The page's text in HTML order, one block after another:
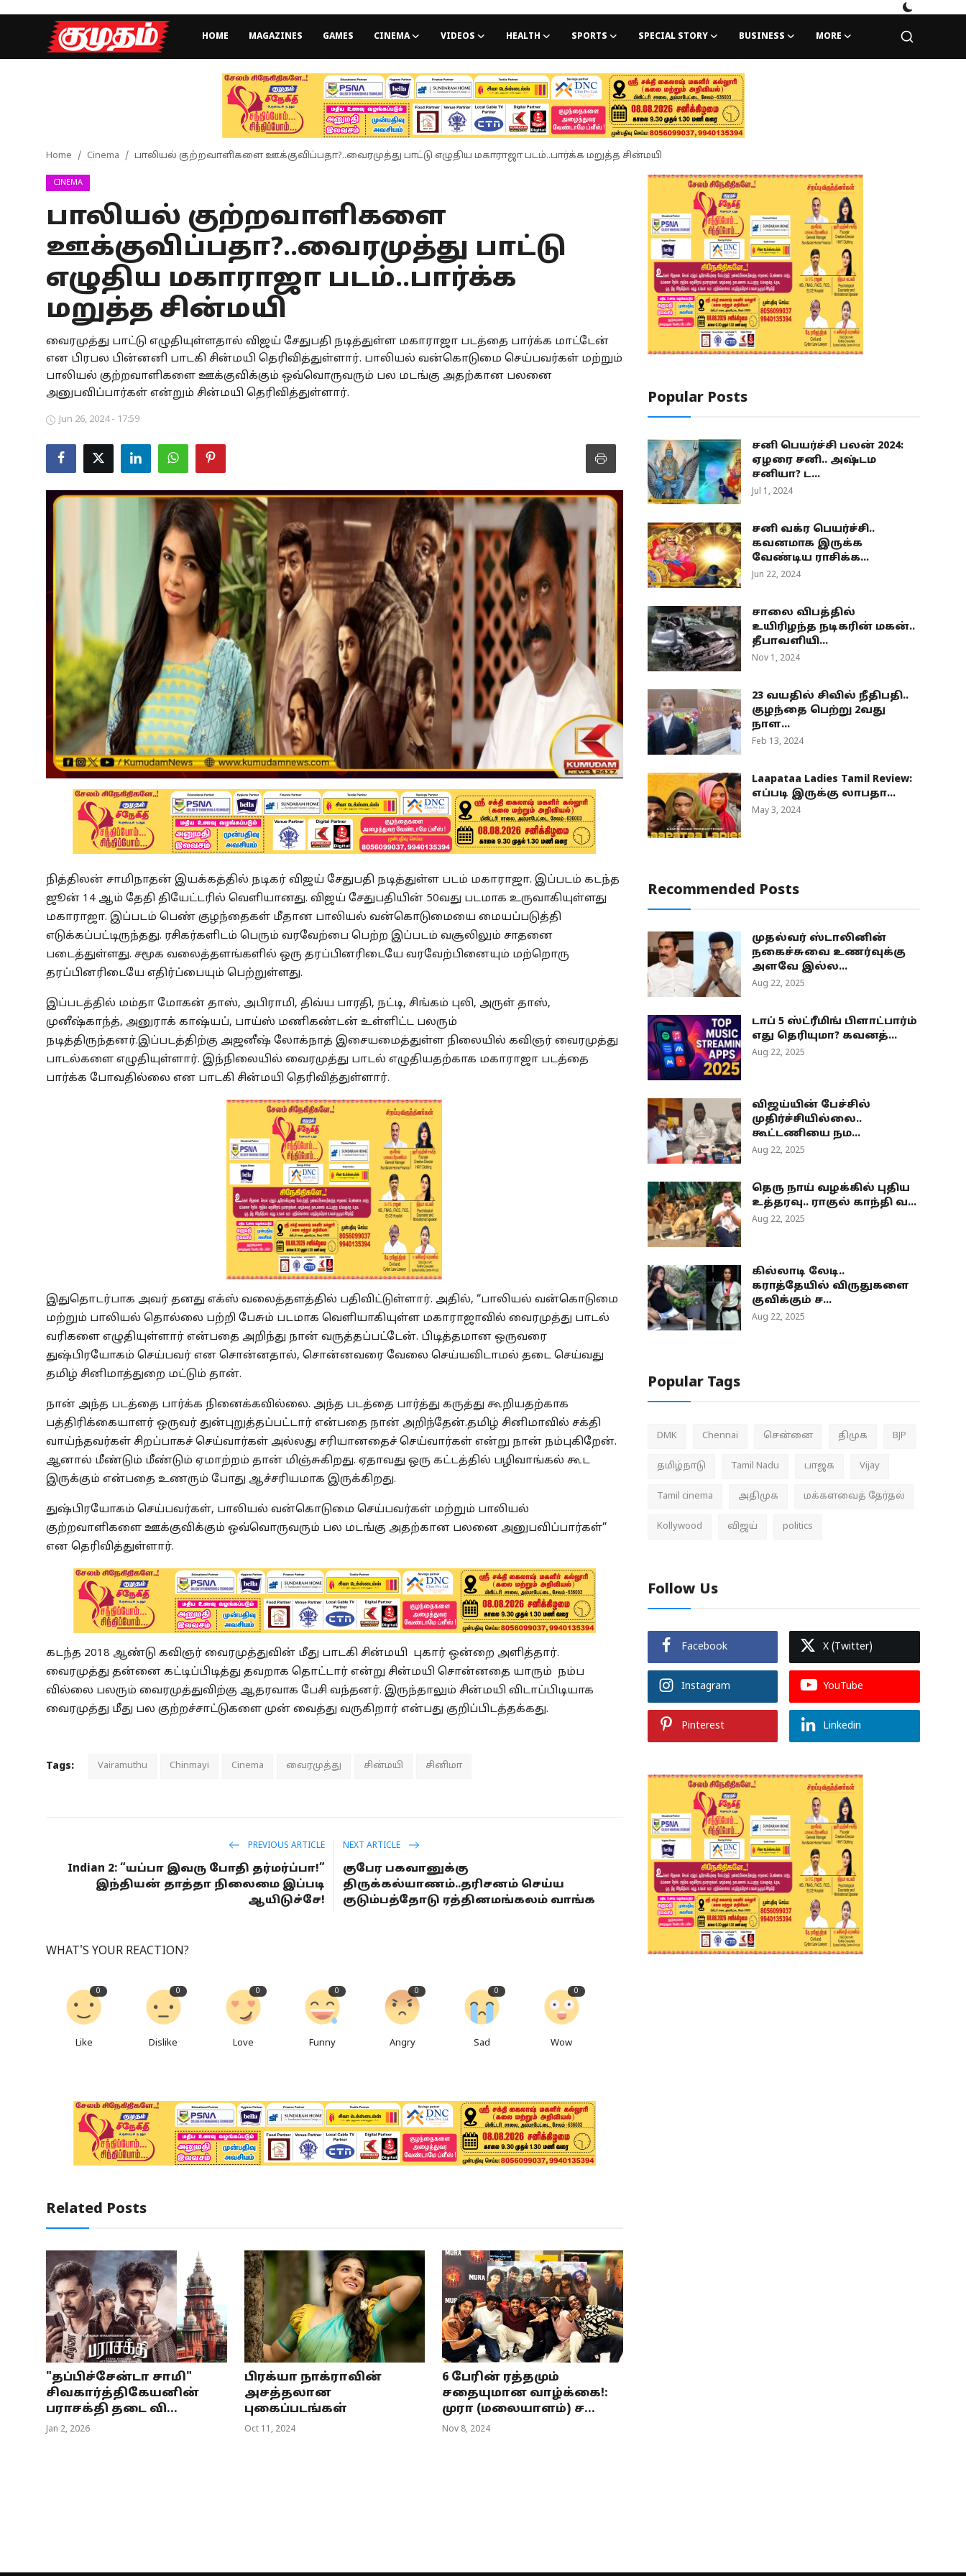
HOME MAGAZINES GAMES CINEMA VIDEOS HEALTH SPORTS SPECIAL STORY BUSINESS MORE
Games
Special Story
Business
Astrology
Weather
Politics
Home Cinema பாலியல் குற்றவாளிகளை ஊக்குவிப்பதா?..வைரமுத்து பாட்டு எழுதிய மகாராஜா படம்..பார்க்க மறுத்த சின்மயி
CINEMA
பாலியல் குற்றவாளிகளை
ஊக்குவிப்பதா?..வைரமுத்து பாட்டு
எழுதிய மகாராஜா படம்..பார்க்க
மறுத்த சின்மயி
வைரமுத்து பாட்டு எழுதியுள்ளதால் விஜய் சேதுபதி நடித்துள்ள மகாராஜா படத்தை பார்க்க மாட்டேன்
என பிரபல பின்னனி பாடகி சின்மயி தெரிவித்துள்ளார். பாலியல் வன்கொடுமை செய்பவர்கள் மற்றும்
பாலியல் குற்றவாளிகளை ஊக்குவிக்கும் ஒவ்வொருவரும் பல மடங்கு அதற்கான பலனை
அனுபவிப்பார்கள் என்றும் சின்மயி தெரிவித்துள்ளார்.
Jun 26, 2024 - 17:59
நித்திலன் சாமிநாதன் இயக்கத்தில் நடிகர் விஜய் சேதுபதி நடித்துள்ள படம் மகாராஜா. இப்படம் கடந்த
ஜூன் 14 ஆம் தேதி தியேட்டரில் வெளியானது. விஜய் சேதுபதியின் 50வது படமாக உருவாகியுள்ளது
மகாராஜா. இப்படம் பெண் குழந்தைகள் மீதான பாலியல் வன்கொடுமையை மையப்படுத்தி
எடுக்கப்பட்டிருந்தது. ரசிகர்களிடம் பெரும் வரவேற்பை பெற்ற இப்படம் வசூலிலும் சாதனை
படைத்துள்ளது. சமூக வலைத்தளங்களில் ஒரு தரப்பினரிடையே வரவேற்பினையும் மற்றொரு
தரப்பினரிடையே எதிர்ப்பையும் பெற்றுள்ளது.
இப்படத்தில் மம்தா மோகன் தாஸ், அபிராமி, திவ்ய பாரதி, நட்டி, சிங்கம் புலி, அருள் தாஸ்,
முனீஷ்காந்த், அனுராக் காஷ்யப், பாய்ஸ் மணிகண்டன் உள்ளிட்ட பலரும்
நடித்திருந்தனர்.இப்படத்திற்கு அஜனீஷ் லோக்நாத் இசையமைத்துள்ள நிலையில் கவிஞர் வைரமுத்து
பாடல்களை எழுதியுள்ளார். இந்நிலையில் வைரமுத்து பாடல் எழுதியதற்காக மகாராஜா படத்தை
பார்க்க போவதில்லை என பாடகி சின்மயி தெரிவித்துள்ளார்.
இதுதொடர்பாக அவர் தனது எக்ஸ் வலைத்தளத்தில் பதிவிட்டுள்ளார். அதில், “பாலியல் வன்கொடுமை
மற்றும் பாலியல் தொல்லை பற்றி பேசும் படமாக வெளியாகியுள்ள மகாராஜாவில் வைரமுத்து பாடல்
வரிகளை எழுதியுள்ளார் என்பதை அறிந்து நான் வருத்தப்பட்டேன். பிடித்தமான ஒருவரை
துஷ்பிரயோகம் செய்பவர் என சொன்னதால், சொன்னவரை வேலை செய்யவிடாமல் தடை செய்வது
தமிழ் சினிமாத்துறை மட்டும் தான்.
நான் அந்த படத்தை பார்க்க நினைக்கவில்லை. அந்த படத்தை பார்த்து கருத்து கூறியதற்காக
பத்திரிக்கையாளர் ஒருவர் துன்புறுத்தப்பட்டார் என்பதை நான் அறிந்தேன்.தமிழ் சினிமாவில் சக்தி
வாய்ந்தவர்கள் சிறப்பாகச் செய்வார்கள் அல்லது சரியானதைச் செய்வார்கள் என்று நான் நம்புகிறேன்.
ஆனால் மீண்டும் மீண்டும் ஏமாற்றம் தான் மிஞ்சுகிறது. ஏதாவது ஒரு கட்டத்தில் பழிவாங்கல் கூட
இருக்கும் என்பதை உணரும் போது ஆச்சரியமாக இருக்கிறது.
துஷ்பிரயோகம் செய்பவர்கள், பாலியல் வன்கொடுமை செய்பவர்கள் மற்றும் பாலியல்
குற்றவாளிகளை ஊக்குவிக்கும் ஒவ்வொருவரும் பல மடங்கு அதற்கான பலனை அனுபவிப்பார்கள்”
என தெரிவித்துள்ளார்.
கடந்த 2018 ஆண்டு கவிஞர் வைரமுத்துவின் மீது பாடகி சின்மயி புகார் ஒன்றை அளித்தார்.
வைரமுத்து தன்னை கட்டிப்பிடித்து தவறாக தொட்டார் என்று சின்மயி சொன்னதை யாரும் நம்ப
வில்லை பலரும் வைரமுத்துவிற்கு ஆதரவாக பேசி வந்தனர். இருந்தாலும் சின்மயி விடாப்பிடியாக
வைரமுத்து மீது பல குற்றச்சாட்டுகளை முன் வைத்து வருகிறார் என்பது குறிப்பிடத்தக்கது.
Tags: Vairamuthu Chinmayi Cinema வைரமுத்து சின்மயி சினிமா
PREVIOUS ARTICLE
Indian 2: “யப்பா இவரு போதி தர்மர்ப்பா!”
இந்தியன் தாத்தா நிலைமை இப்படி
ஆயிடுச்சே!
NEXT ARTICLE
குபேர பகவானுக்கு
திருக்கல்யாணம்..தரிசனம் செய்ய
குடும்பத்தோடு ரத்தினமங்கலம் வாங்க
WHAT'S YOUR REACTION?
0
Like
0
Dislike
0
Love
0
Funny
0
Angry
0
Sad
0
Wow
Related Posts
"தப்பிச்சேன்டா சாமி"
சிவகார்த்திகேயனின்
பராசக்தி தடை வி...
Jan 2, 2026
பிரக்யா நாக்ராவின்
அசத்தலான
புகைப்படங்கள்
Oct 11, 2024
6 பேரின் ரத்தமும்
சதையுமான வாழ்க்கை!:
முரா (மலையாளம்) ச...
Nov 8, 2024
Popular Posts
சனி பெயர்ச்சி பலன் 2024:
ஏழரை சனி.. அஷ்டம
சனியா? ட...
Jul 1, 2024
சனி வக்ர பெயர்ச்சி..
கவனமாக இருக்க
வேண்டிய ராசிக்க...
Jun 22, 2024
சாலை விபத்தில்
உயிரிழந்த நடிகரின் மகன்..
தீபாவளியி...
Nov 1, 2024
23 வயதில் சிவில் நீதிபதி..
குழந்தை பெற்று 2வது
நாள...
Feb 13, 2024
Laapataa Ladies Tamil Review:
எப்படி இருக்கு லாபதா...
May 3, 2024
Recommended Posts
முதல்வர் ஸ்டாலினின்
நகைச்சுவை உணர்வுக்கு
அளவே இல்ல...
Aug 22, 2025
டாப் 5 ஸ்ட்ரீமிங் பிளாட்பார்ம்
எது தெரியுமா? கவனத்...
Aug 22, 2025
விஜய்யின் பேச்சில்
முதிர்ச்சியில்லை..
கூட்டணியை நம...
Aug 22, 2025
தெரு நாய் வழக்கில் புதிய
உத்தரவு.. ராகுல் காந்தி வ...
Aug 22, 2025
கில்லாடி லேடி..
கராத்தேயில் விருதுகளை
குவிக்கும் ச...
Aug 22, 2025
Popular Tags
DMK Chennai சென்னை திமுக BJP
தமிழ்நாடு Tamil Nadu பாஜக Vijay
Tamil cinema அதிமுக மக்களவைத் தேர்தல்
Kollywood விஜய் politics
Follow Us
Facebook X (Twitter)
Instagram YouTube
Pinterest Linkedin